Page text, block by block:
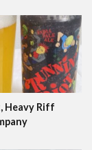
Heavy Riff